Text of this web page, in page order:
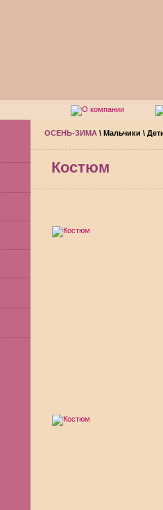
ОСЕНЬ-ЗИМА \ Мальчики \
Костюм